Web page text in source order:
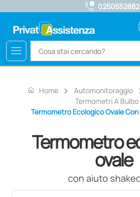
call_quality 0250552882
menu
home Home Automonitoraggio
Termometri A Bulbo
Termometro Ecologico Ovale
Termometro
ovale
con aiuto